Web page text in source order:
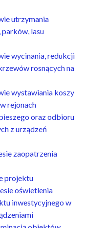
utrzymania
lasu
wycinania, redukcji
rosnących na
wystawiania koszy
rejonach
oraz odbioru
z urządzeń
zaopatrzenia
projektu
oświetlenia
inwestycyjnego w